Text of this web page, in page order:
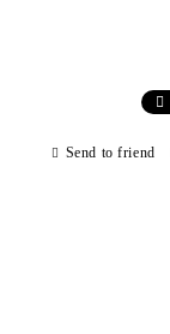
Send to friend